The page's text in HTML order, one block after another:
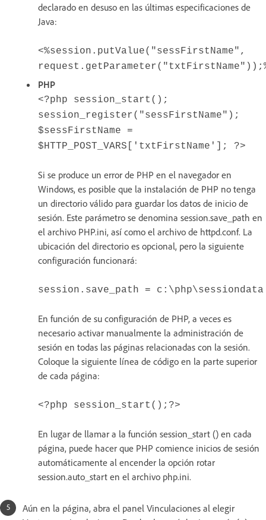
declarado en desuso en las últimas especificaciones de
Java:
<%session.putValue("sessFirstName",
PHP
<?php session_start();
session_register("sessFirstName");
$sessFirstName =
$HTTP_POST_VARS['txtFirstName']; ?>
Si se produce un error de PHP en el navegador en
Windows, es posible que la instalación de PHP no tenga
un directorio válido para guardar los datos de inicio de
sesión. Este parámetro se denomina session.save_path en
el archivo PHP.ini, así como el archivo de httpd.conf. La
ubicación del directorio es opcional, pero la siguiente
configuración funcionará:
session.save_path = c:\php\sessiondata
En función de su configuración de PHP, a veces es
necesario activar manualmente la administración de
sesión en todas las páginas relacionadas con la sesión.
Coloque la siguiente línea de código en la parte superior
de cada página:
<?php session_start();?>
En lugar de llamar a la función session_start () en cada
página, puede hacer que PHP comience inicios de sesión
automáticamente al encender la opción rotar
session.auto_start en el archivo php.ini.
Aún en la página, abra el panel Vinculaciones al elegir